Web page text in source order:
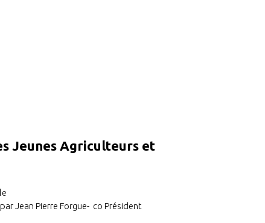
Jeunes Agriculteurs et
par Jean Pierre Forgue- co Président